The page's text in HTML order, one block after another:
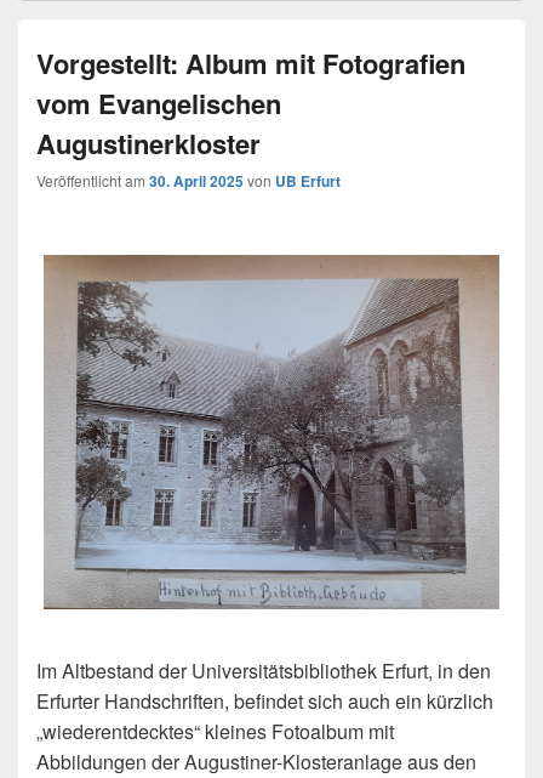
Vorgestellt: Album mit Fotografien
vom Evangelischen
Augustinerkloster
Veröffentlicht am 30. April 2025von UB Erfurt
Im Altbestand der Universitätsbibliothek Erfurt, in den
Erfurter Handschriften, befindet sich auch ein kürzlich
„wiederentdecktes“ kleines Fotoalbum mit
Abbildungen der Augustiner-Klosteranlage aus den